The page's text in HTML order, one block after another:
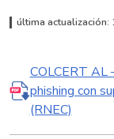
última
COLCERT
phishing con
(RNEC)